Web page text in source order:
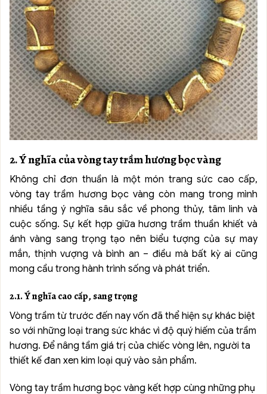
2. Ý nghĩa của vòng tay trầm hương bọc vàng
Không chỉ đơn thuần là một món trang sức cao cấp,
vòng tay trầm hương bọc vàng còn mang trong mình
nhiều tầng ý nghĩa sâu sắc về phong thủy, tâm linh và
cuộc sống. Sự kết hợp giữa hương trầm thuần khiết và
ánh vàng sang trọng tạo nên biểu tượng của sự may
mắn, thịnh vượng và bình an – điều mà bất kỳ ai cũng
mong cầu trong hành trình sống và phát triển.
2.1. Ý nghĩa cao cấp, sang trọng
Vòng trầm từ trước đến nay vốn đã thể hiện sự khác biệt
so với những loại trang sức khác vì độ quý hiếm của trầm
hương. Để nâng tầm giá trị của chiếc vòng lên, người ta
thiết kế đan xen kim loại quý vào sản phẩm.
Vòng tay trầm hương bọc vàng kết hợp cùng những phụ